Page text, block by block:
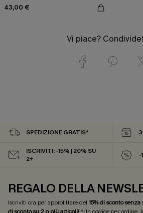
43,00 €
Vi piace?
SPEDIZIONE GRATIS*
ISCRIVITI: -15% | 20% SU
2+
-
REGALO DELLA
Iscriviti ora per approfittare del 15% di sconto
di sconto su 2 o più articoli! *Un codice per ordine.